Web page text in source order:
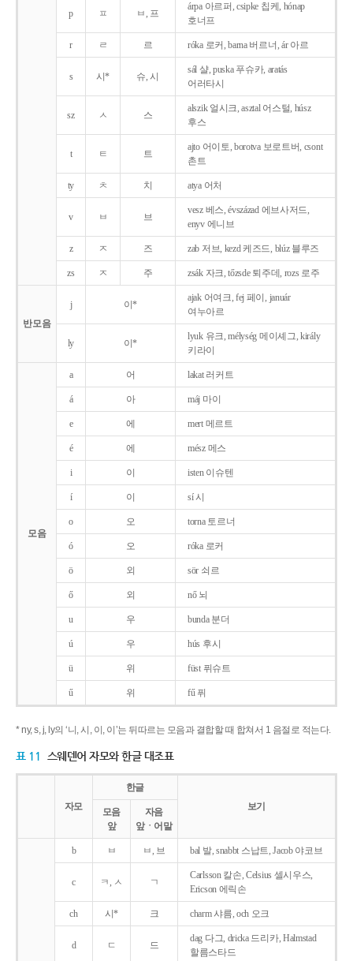
p ㅍ ㅂ, 프
árpa 아르퍼, csipke 칩케, hónap
호너프
r ㄹ 르 róka 로커, barna 버르너, ár 아르
s 시* 슈, 시
sál 샬, puska 푸슈카, aratás
어러타시
sz ㅅ 스
alszik 얼시크, asztal 어스털, húsz
후스
t ㅌ 트
ajto 어이토, borotva 보로트버, csont
촌트
ty ㅊ 치 atya 어처
v ㅂ 브
vesz 베스, évszázad 에브사저드,
enyv 에니브
z ㅈ 즈 zab 저브, kezd 케즈드, blúz 블루즈
zs ㅈ 주 zsák 자크, tőzsde 퇴주데, rozs 로주
반모음
j 이*
ajak 어여크, fej 페이, január
여누아르
ly 이*
lyuk 유크, mélység 메이셰그, király
키라이
모음
a 어 lakat 러커트
á 아 máj 마이
e 에 mert 메르트
é 에 mész 메스
i 이 isten 이슈텐
í 이 sí 시
o 오 torna 토르너
ó 오 róka 로커
ö 외 sör 쇠르
ő 외 nő 뇌
u 우 bunda 분더
ú 우 hús 후시
ü 위 füst 퓌슈트
ű 위 fű 퓌
* ny, s, j, ly의 ‘니, 시, 이, 이’는 뒤따르는 모음과 결합할 때 합쳐서 1 음절로 적는다.
표 11 스웨덴어 자모와 한글 대조표
자모
한글
보기
모음
앞
자음
앞ㆍ어말
b ㅂ ㅂ, 브 bal 발, snabbt 스납트, Jacob 야코브
c ㅋ, ㅅ ㄱ
Carlsson 칼손, Celsius 셀시우스,
Ericson 에릭손
ch 시* 크 charm 샤름, och 오크
d ㄷ 드
dag 다그, dricka 드리카, Halmstad
할름스타드